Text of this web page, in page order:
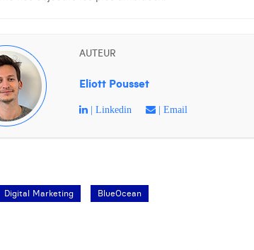
AUTEUR
Eliott Pousset
| Linkedin | Email
Digital Marketing BlueOcean